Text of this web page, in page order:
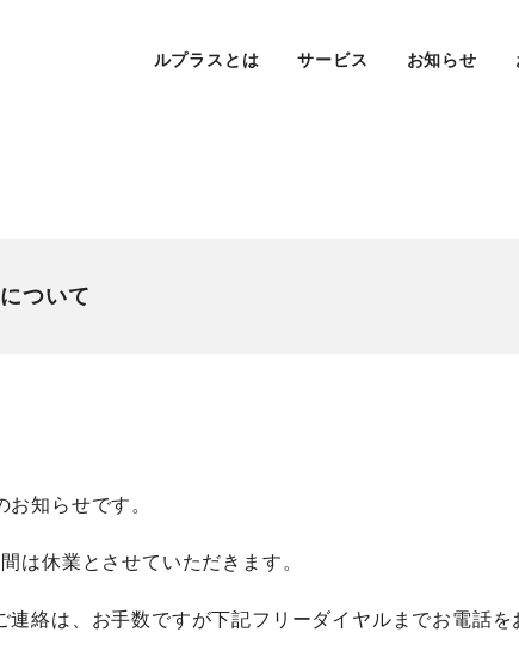
ルプラスとは サービス お知らせ
について
知らせです。
は休業とさせていただきます。
絡は、お手数ですが下記フリーダイヤルまでお電話を